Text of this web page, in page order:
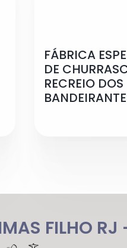
FÁBRICA
DE
RECREIO DOS
FILHO